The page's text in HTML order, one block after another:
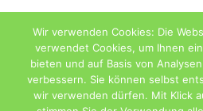
Wir verwenden Cookies: Die
verwendet Cookies, um Ihnen
bieten und auf Basis von
verbessern. Sie können selbst
wir verwenden dürfen. Mit Klick